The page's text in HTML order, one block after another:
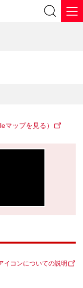
マップを見る）
イコンについての説明